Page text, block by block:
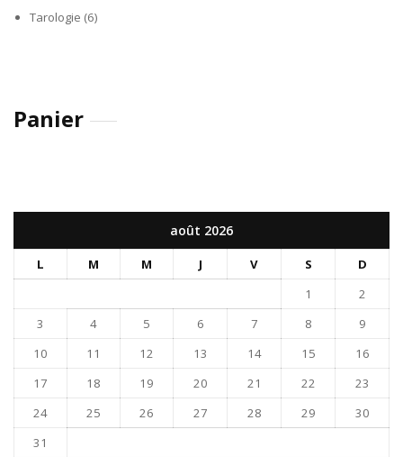
Tarologie (6)
Panier
août 2026
L M M J V S
D
1
2
3
4 5 6 7 8
9
10
11 12 13 14 15
16
17
18 19 20 21 22
23
24
25 26 27 28 29
30
31